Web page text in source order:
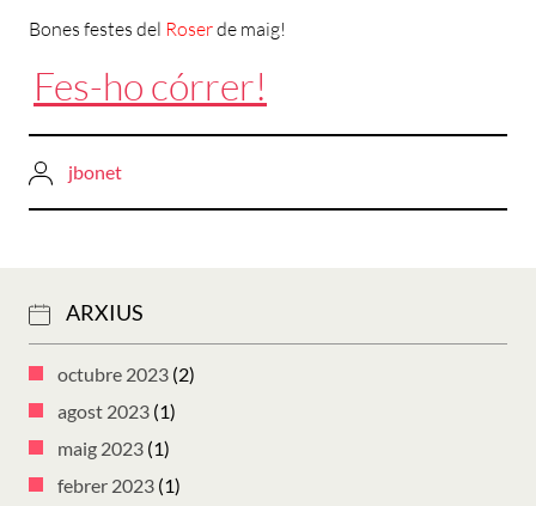
Bones festes del Roserde maig!
Fes-ho córrer!
jbonet
ARXIUS
octubre 2023 (2)
agost 2023 (1)
maig 2023 (1)
febrer 2023 (1)